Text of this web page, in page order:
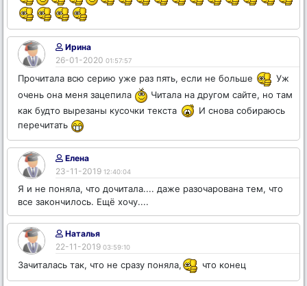
Ирина
26-01-2020 01:57:57
Прочитала всю серию уже раз пять, если не больше
Уж
очень она меня зацепила
Читала на другом сайте, но там
как будто вырезаны кусочки текста
И снова собираюсь
перечитать
Елена
23-11-2019 12:40:04
Я и не поняла, что дочитала.... даже разочарована тем, что
все закончилось. Ещё хочу....
Наталья
22-11-2019 03:59:10
Зачиталась так, что не сразу поняла, что конец